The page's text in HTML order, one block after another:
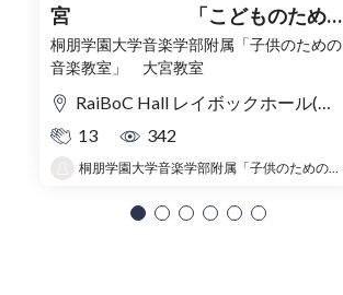
宮 「こどものため
コンサート」〜出かけよう！音
の旅〜
桐朋学園大学音楽学部附属「子供のための
音楽教室」 大宮教室
RaiBoC Hall レイボックホール(市民会館おおみや) 5F リハーサルルーム・レクリエーションルーム
13
342
桐朋学園大学音楽学部附属「子供のための音楽教室 」大宮教室